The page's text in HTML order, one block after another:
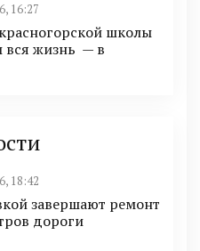
16:27
школы
жизнь — в
18:42
завершают ремонт
дороги